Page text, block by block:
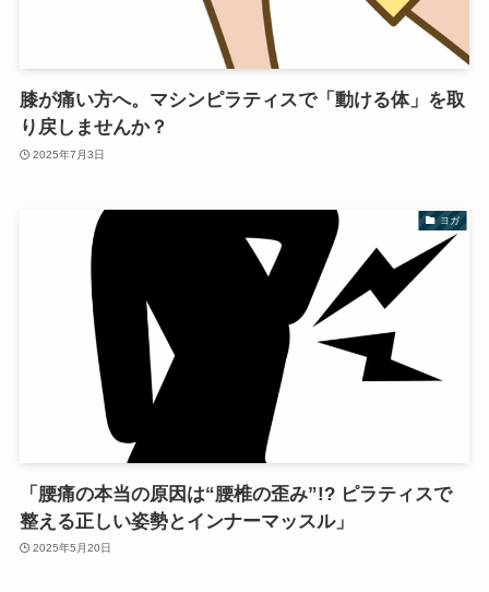
膝が痛い方へ。マシンピラティスで「動ける体」を取
り戻しませんか？
2025年7月3日
ヨガ
「腰痛の本当の原因は“腰椎の歪み”!? ピラティスで
整える正しい姿勢とインナーマッスル」
2025年5月20日